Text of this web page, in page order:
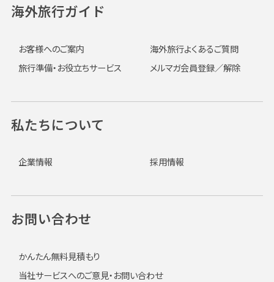
海外旅行ガイド
お客様へのご案内
海外旅行よくあるご質問
旅行準備・お役立ちサービス
メルマガ会員登録／解除
私たちについて
企業情報 採用情報
お問い合わせ
かんたん無料見積もり
当社サービスへのご意見・お問い合わせ